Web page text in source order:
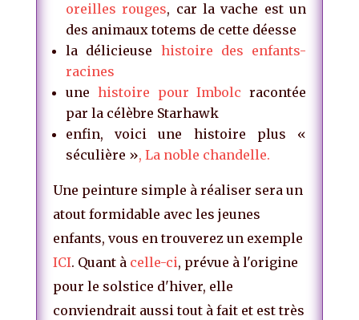
oreilles rouges, car la vache est un
des animaux totems de cette déesse
la délicieuse histoire des enfants-
racines
une histoire pour Imbolcracontée
par la célèbre Starhawk
enfin, voici une histoire plus «
séculière », La noble chandelle.
Une peinture simple à réaliser sera un
atout formidable avec les jeunes
enfants, vous en trouverez un exemple
ICI. Quant à celle-ci, prévue à l'origine
pour le solstice d'hiver, elle
conviendrait aussi tout à fait et est très